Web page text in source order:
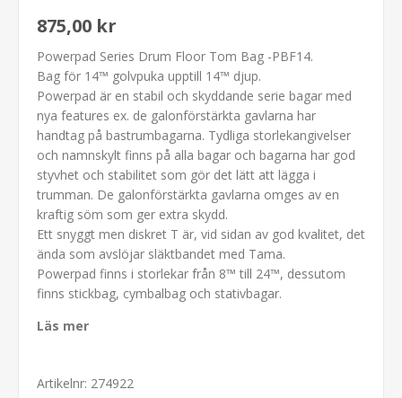
875,00 kr
Powerpad Series Drum Floor Tom Bag -PBF14.
Bag för 14™ golvpuka upptill 14™ djup.
Powerpad är en stabil och skyddande serie bagar med
nya features ex. de galonförstärkta gavlarna har
handtag på bastrumbagarna. Tydliga storlekangivelser
och namnskylt finns på alla bagar och bagarna har god
styvhet och stabilitet som gör det lätt att lägga i
trumman. De galonförstärkta gavlarna omges av en
kraftig söm som ger extra skydd.
Ett snyggt men diskret T är, vid sidan av god kvalitet, det
ända som avslöjar släktbandet med Tama.
Powerpad finns i storlekar från 8™ till 24™, dessutom
finns stickbag, cymbalbag och stativbagar.
Läs mer
Artikelnr: 274922